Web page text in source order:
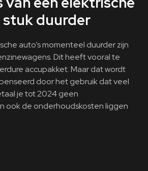
stuk duurder
auto’s momenteel duurder zijn
Dit heeft vooral te
accupakket. Maar dat wordt
door het gebruik dat veel
je tot 2024 geen
ook de onderhoudskosten liggen